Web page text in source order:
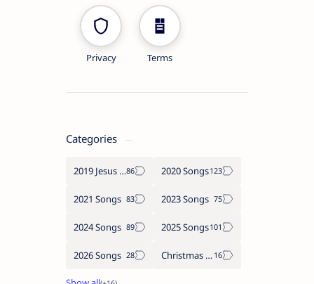
Privacy Terms
Categories
2019 Jesus songs 2020 Songs
2021 Songs 2023 Songs
2024 Songs 2025 Songs
2026 Songs Christmas Songs